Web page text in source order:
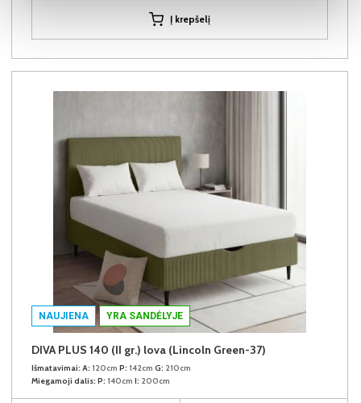
Į krepšelį
NAUJIENA YRA SANDĖLYJE
DIVA PLUS 140 (II gr.) lova (Lincoln Green-37)
Išmatavimai: A: 120cm P: 142cm G: 210cm
Miegamoji dalis: P: 140cm I: 200cm